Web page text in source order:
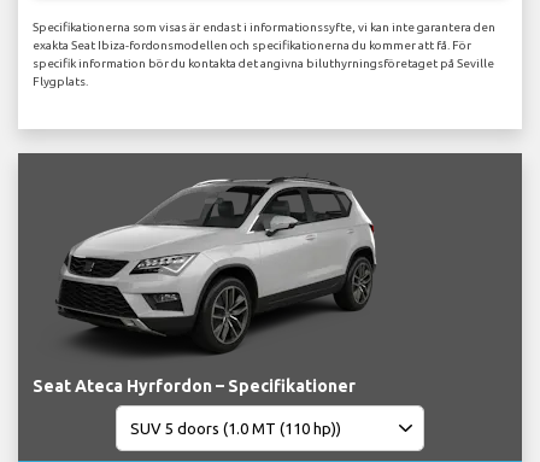
Specifikationerna som visas är endast i informationssyfte, vi kan inte garantera den
exakta Seat Ibiza-fordonsmodellen och specifikationerna du kommer att få. För
specifik information bör du kontakta det angivna biluthyrningsföretaget på Seville
Flygplats.
Seat Ateca Hyrfordon – Specifikationer